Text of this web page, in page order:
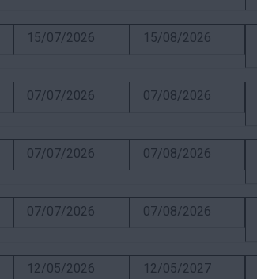
15/07/2026 15/08/2026
07/07/2026 07/08/2026
07/07/2026 07/08/2026
07/07/2026 07/08/2026
12/05/2026 12/05/2027